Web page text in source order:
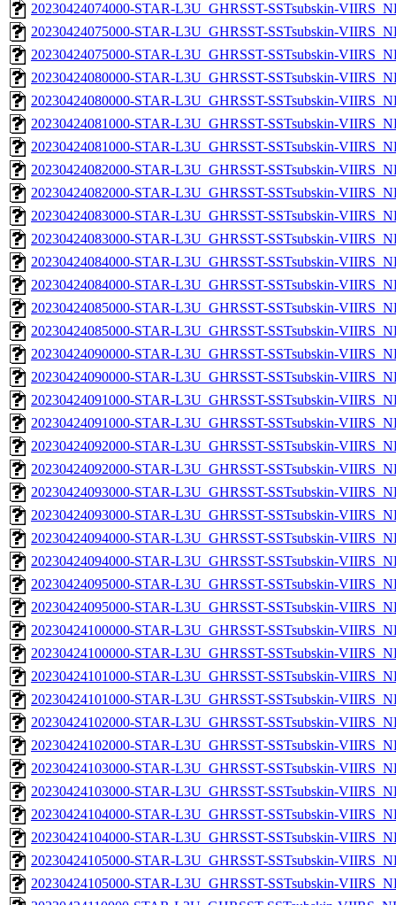
20230424074000-STAR-L3U_GHRSST-SSTsubskin-
20230424075000-STAR-L3U_GHRSST-SSTsubskin-
20230424075000-STAR-L3U_GHRSST-SSTsubskin-
20230424080000-STAR-L3U_GHRSST-SSTsubskin-
20230424080000-STAR-L3U_GHRSST-SSTsubskin-
20230424081000-STAR-L3U_GHRSST-SSTsubskin-
20230424081000-STAR-L3U_GHRSST-SSTsubskin-
20230424082000-STAR-L3U_GHRSST-SSTsubskin-
20230424082000-STAR-L3U_GHRSST-SSTsubskin-
20230424083000-STAR-L3U_GHRSST-SSTsubskin-
20230424083000-STAR-L3U_GHRSST-SSTsubskin-
20230424084000-STAR-L3U_GHRSST-SSTsubskin-
20230424084000-STAR-L3U_GHRSST-SSTsubskin-
20230424085000-STAR-L3U_GHRSST-SSTsubskin-
20230424085000-STAR-L3U_GHRSST-SSTsubskin-
20230424090000-STAR-L3U_GHRSST-SSTsubskin-
20230424090000-STAR-L3U_GHRSST-SSTsubskin-
20230424091000-STAR-L3U_GHRSST-SSTsubskin-
20230424091000-STAR-L3U_GHRSST-SSTsubskin-
20230424092000-STAR-L3U_GHRSST-SSTsubskin-
20230424092000-STAR-L3U_GHRSST-SSTsubskin-
20230424093000-STAR-L3U_GHRSST-SSTsubskin-
20230424093000-STAR-L3U_GHRSST-SSTsubskin-
20230424094000-STAR-L3U_GHRSST-SSTsubskin-
20230424094000-STAR-L3U_GHRSST-SSTsubskin-
20230424095000-STAR-L3U_GHRSST-SSTsubskin-
20230424095000-STAR-L3U_GHRSST-SSTsubskin-
20230424100000-STAR-L3U_GHRSST-SSTsubskin-
20230424100000-STAR-L3U_GHRSST-SSTsubskin-
20230424101000-STAR-L3U_GHRSST-SSTsubskin-
20230424101000-STAR-L3U_GHRSST-SSTsubskin-
20230424102000-STAR-L3U_GHRSST-SSTsubskin-
20230424102000-STAR-L3U_GHRSST-SSTsubskin-
20230424103000-STAR-L3U_GHRSST-SSTsubskin-
20230424103000-STAR-L3U_GHRSST-SSTsubskin-
20230424104000-STAR-L3U_GHRSST-SSTsubskin-
20230424104000-STAR-L3U_GHRSST-SSTsubskin-
20230424105000-STAR-L3U_GHRSST-SSTsubskin-
20230424105000-STAR-L3U_GHRSST-SSTsubskin-